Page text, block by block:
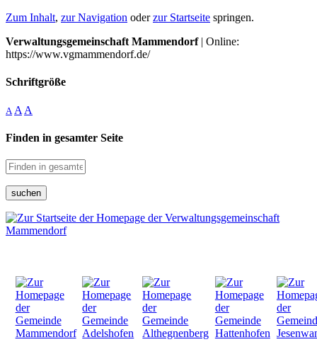
Zum Inhalt, zur Navigation oderzur Startseite springen.
Verwaltungsgemeinschaft Mammendorf| Online:
https://www.vgmammendorf.de/
Schriftgröße
A A A
Finden in gesamter Seite
suchen